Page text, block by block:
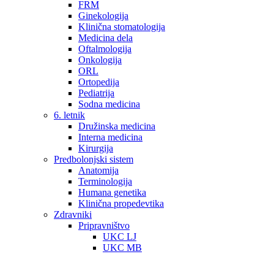
FRM
Ginekologija
Klinična stomatologija
Medicina dela
Oftalmologija
Onkologija
ORL
Ortopedija
Pediatrija
Sodna medicina
6. letnik
Družinska medicina
Interna medicina
Kirurgija
Predbolonjski sistem
Anatomija
Terminologija
Humana genetika
Klinična propedevtika
Zdravniki
Pripravništvo
UKC LJ
UKC MB